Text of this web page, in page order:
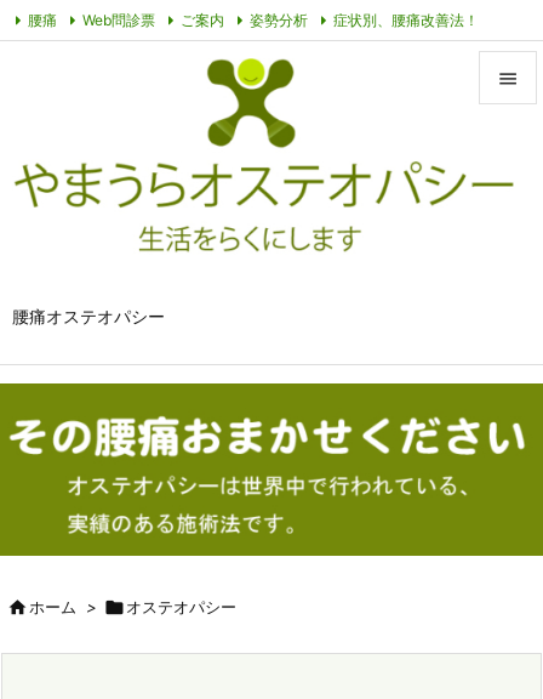
腰痛オステオパシー



腰痛 Web問診票 ご案内 姿勢分析 症状別、腰痛改善法！
その他動画
ホーム > オステオパシー